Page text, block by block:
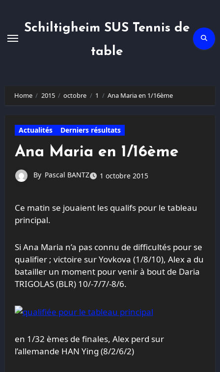
Schiltigheim SUS Tennis de
table
Home 2015 octobre 1 Ana Maria en 1/16ème
Actualités Derniers résultats
Ana Maria en 1/16ème
By Pascal BANTZ 1 octobre 2015
Ce matin se jouaient les qualifs pour le tableau
principal.
Si Ana Maria n’a pas connu de difficultés pour se
qualifier ; victoire sur Yovkova (1/8/10), Alex a du
batailler un moment pour venir à bout de Daria
TRIGOLAS (BLR) 10/-7/7/-8/6.
en 1/32 èmes de finales, Alex perd sur
l’allemande HAN Ying (8/2/6/2)